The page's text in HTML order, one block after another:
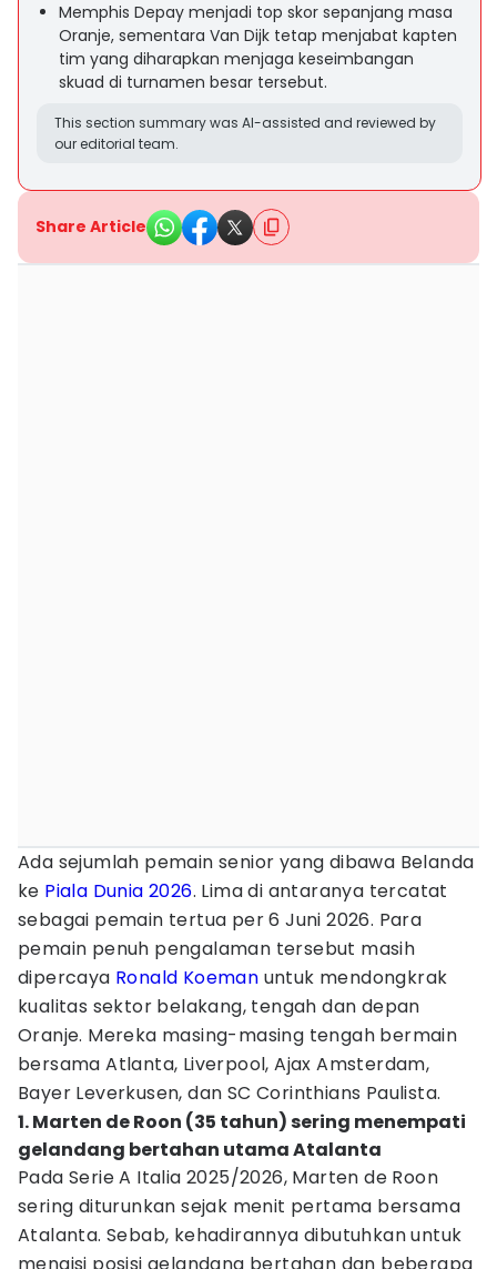
Memphis Depay menjadi top skor sepanjang masa
Oranje, sementara Van Dijk tetap menjabat kapten
tim yang diharapkan menjaga keseimbangan
skuad di turnamen besar tersebut.
This section summary was AI-assisted and reviewed by
our editorial team.
Share Article
Ada sejumlah pemain senior yang dibawa Belanda
ke Piala Dunia 2026. Lima di antaranya tercatat
sebagai pemain tertua per 6 Juni 2026. Para
pemain penuh pengalaman tersebut masih
dipercaya Ronald Koeman untuk mendongkrak
kualitas sektor belakang, tengah dan depan
Oranje. Mereka masing-masing tengah bermain
bersama Atlanta, Liverpool, Ajax Amsterdam,
Bayer Leverkusen, dan SC Corinthians Paulista.
1. Marten de Roon (35 tahun) sering menempati
gelandang bertahan utama Atalanta
Pada Serie A Italia 2025/2026, Marten de Roon
sering diturunkan sejak menit pertama bersama
Atalanta. Sebab, kehadirannya dibutuhkan untuk